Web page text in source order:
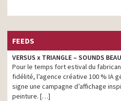
FEEDS
VERSUS x TRIANGLE – SOUNDS
Pour le temps fort estival du
fidélité, l’agence créative 100 % IA
signe une campagne d’affichage
peinture. […]